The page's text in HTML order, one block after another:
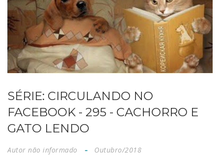
SÉRIE: CIRCULANDO NO
FACEBOOK - 295 - CACHORRO E
GATO LENDO
Autor não informado Outubro/2018